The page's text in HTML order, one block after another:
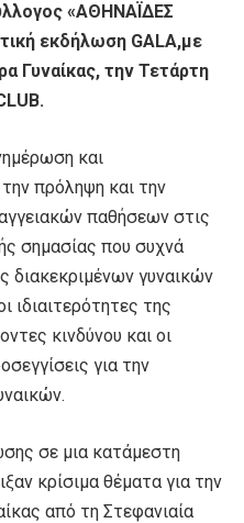
«ΑΘΗΝΑΪΔΕΣ
εκδήλωση GALA,με
Γυναίκας, την Τετάρτη
.
και
πρόληψη και την
παθήσεων στις
σημασίας που συχνά
διακεκριμένων γυναικών
ιδιαιτερότητες της
κινδύνου και οι
για την
σε μια κατάμεστη
κρίσιμα θέματα για την
από τη Στεφανιαία